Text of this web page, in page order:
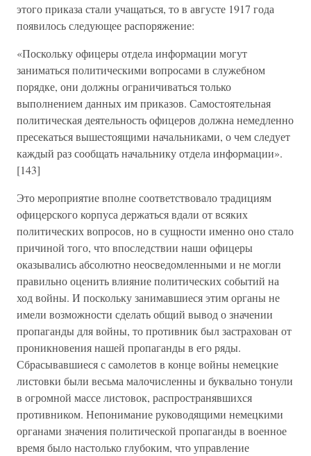
этого приказа стали учащаться, то в августе 1917 года
появилось следующее распоряжение:
«Поскольку офицеры отдела информации могут
заниматься политическими вопросами в служебном
порядке, они должны ограничиваться только
выполнением данных им приказов. Самостоятельная
политическая деятельность офицеров должна немедленно
пресекаться вышестоящими начальниками, о чем следует
каждый раз сообщать начальнику отдела информации».
[143]
Это мероприятие вполне соответствовало традициям
офицерского корпуса держаться вдали от всяких
политических вопросов, но в сущности именно оно стало
причиной того, что впоследствии наши офицеры
оказывались абсолютно неосведомленными и не могли
правильно оценить влияние политических событий на
ход войны. И поскольку занимавшиеся этим органы не
имели возможности сделать общий вывод о значении
пропаганды для войны, то противник был застрахован от
проникновения нашей пропаганды в его ряды.
Сбрасывавшиеся с самолетов в конце войны немецкие
листовки были весьма малочисленны и буквально тонули
в огромной массе листовок, распространявшихся
противником. Непонимание руководящими немецкими
органами значения политической пропаганды в военное
время было настолько глубоким, что управление